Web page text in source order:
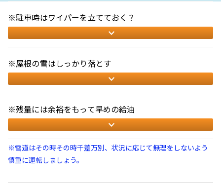
※駐車時はワイパーを立てておく？
※屋根の雪はしっかり落とす
※残量には余裕をもって早めの給油
※雪道はその時その時千差万別、状況に応じて無理をしないよう
慎重に運転しましょう。